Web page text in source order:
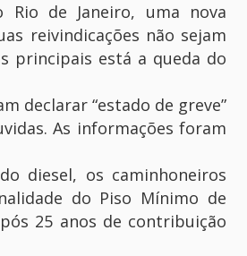
Rio de Janeiro, uma nova
reivindicações não sejam
principais está a queda do
declarar “estado de greve”
As informações foram
diesel, os caminhoneiros
do Piso Mínimo de
25 anos de contribuição